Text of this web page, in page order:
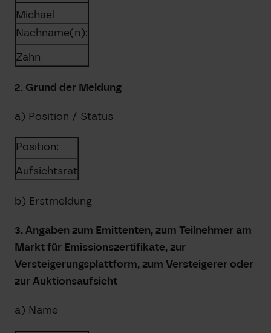
Michael
Nachname(n):
Zahn
2. Grund der Meldung
a) Position / Status
Position:
Aufsichtsrat
b) Erstmeldung
3. Angaben zum Emittenten, zum Teilnehmer am
Markt für Emissionszertifikate, zur
Versteigerungsplattform, zum Versteigerer oder
zur Auktionsaufsicht
a) Name